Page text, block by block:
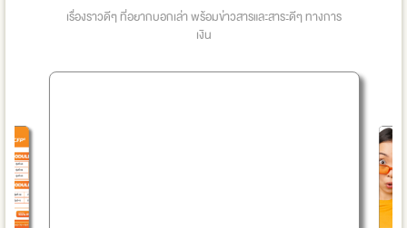
เรื่องราวดีๆ ที่อยากบอกเล่า พร้อมข่าวสารและสาระดีๆ ทางการ
เงิน